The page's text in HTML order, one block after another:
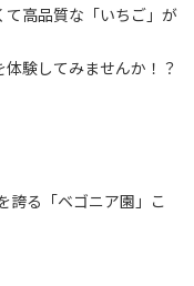
高品質な「いちご」が
験してみませんか！？
誇る「ベゴニア園」こ